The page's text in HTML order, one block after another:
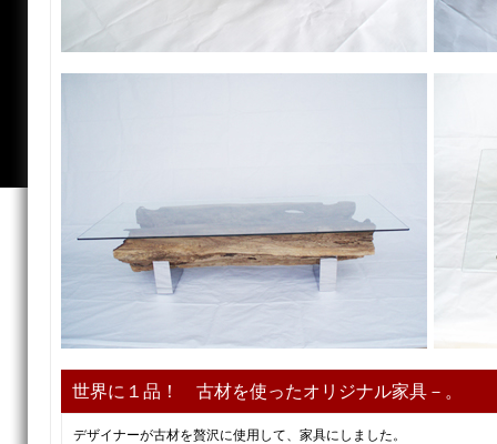
世界に１品！ 古材を使ったオリジナル家具－。
デザイナーが古材を贅沢に使用して、家具にしました。